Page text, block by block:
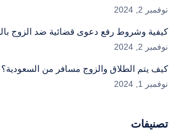
نوفمبر 2, 2024
كيفية وشروط رفع دعوى قضائية ضد الزوج
نوفمبر 2, 2024
كيف يتم الطلاق والزوج مسافر من السعودية؟
نوفمبر 1, 2024
تصنيفات